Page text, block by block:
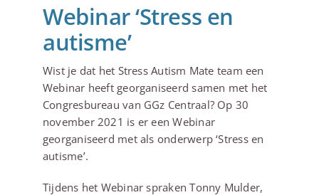
Webinar ‘Stress en
autisme’
Wist je dat het Stress Autism Mate team een
Webinar heeft georganiseerd samen met het
Congresbureau van GGz Centraal? Op 30
november 2021 is er een Webinar
georganiseerd met als onderwerp ‘Stress en
autisme’.
Tijdens het Webinar spraken Tonny Mulder,